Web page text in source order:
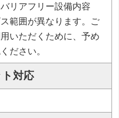
リアフリー設備内容
範囲が異なります。ご
いただくために、予め
ださい。
対応